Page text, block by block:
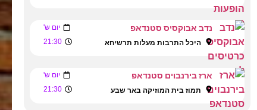
נדב אבוקסיס סטנדאפ יום ש'
היכל התרבות מעלות תרשיחא 21:30
ארז בירנבוים סטנדאפ יום ש'
תמוז בית המוזיקה באר שבע 21:30